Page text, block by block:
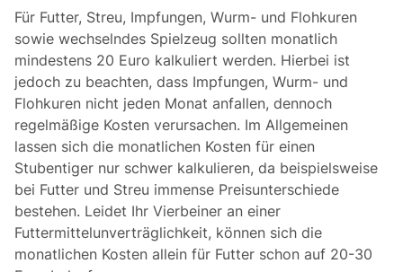
Für Futter, Streu, Impfungen, Wurm- und Flohkuren
sowie wechselndes Spielzeug sollten monatlich
mindestens 20 Euro kalkuliert werden. Hierbei ist
jedoch zu beachten, dass Impfungen, Wurm- und
Flohkuren nicht jeden Monat anfallen, dennoch
regelmäßige Kosten verursachen. Im Allgemeinen
lassen sich die monatlichen Kosten für einen
Stubentiger nur schwer kalkulieren, da beispielsweise
bei Futter und Streu immense Preisunterschiede
bestehen. Leidet Ihr Vierbeiner an einer
Futtermittelunverträglichkeit, können sich die
monatlichen Kosten allein für Futter schon auf 20-30